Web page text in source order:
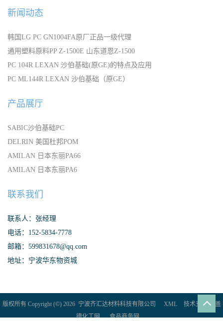
新闻动态
韩国LG PC GN1004FA原厂正品一级代理
通用塑料原料PP Z-1500E 山东道恩Z-1500
PC 104R LEXAN 沙伯基础(原GE)的特点及应用
PC ML144R LEXAN 沙伯基础（原GE）
产品展厅
SABIC沙伯基础PC
DELRIN 美国杜邦POM
AMILAN 日本东丽PA66
AMILAN 日本东丽PA6
联系我们
联系人：张经理
电话：152-5834-7778
邮箱：599831678@qq.com
地址：宁波华东物资城
版权所有 Copyright (©) 2026 宁波齐汇达材料科技有限公司 XML 技术支持：
盖
德化工网
食品商务网